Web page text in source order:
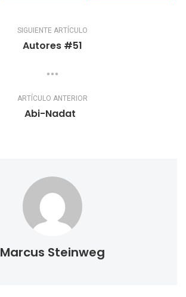
SIGUIENTE ARTÍCULO
Autores #51
ARTÍCULO ANTERIOR
Abi-Nadat
Marcus Steinweg